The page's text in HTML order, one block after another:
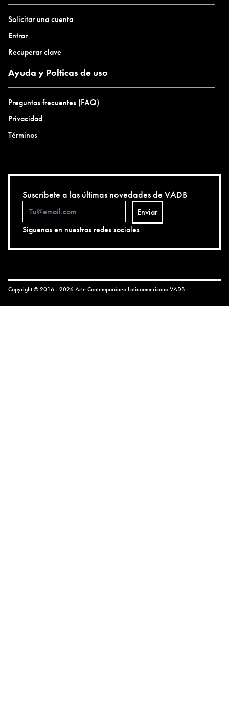
Solicitar una cuenta
Entrar
Recuperar clave
Ayuda y Polticas de uso
Preguntas frecuentes (FAQ)
Privacidad
Términos
Suscríbete a las últimas novedades de VADB
Enviar
Siguenos en nuestras redes sociales
Copyright © 2016 - 2026 Arte Contemporáneo LatinoamericanoVADB